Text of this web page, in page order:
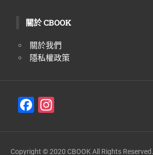
關於 CBOOK
關於我們
隱私權政策
F
Copyright © 2020 CBOOK All Rights Reserved.